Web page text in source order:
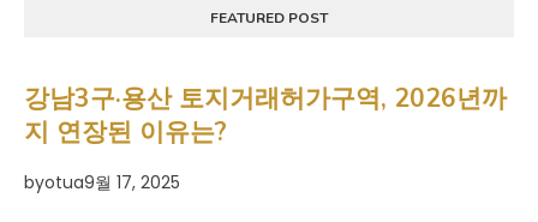
FEATURED POST
강남3구·용산 토지거래허가구역, 2026년까
지 연장된 이유는?
byotua9월 17, 2025